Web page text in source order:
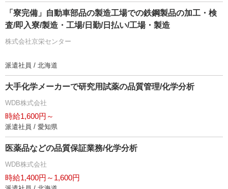
「寮完備」自動車部品の製造工場での鉄鋼製品の加工・検
査/即入寮/製造・工場/日勤/日払い/工場・製造
株式会社京栄センター
派遣社員 / 北海道
大手化学メーカーで研究用試薬の品質管理/化学分析
WDB株式会社
時給1,600円～
派遣社員 / 愛知県
医薬品などの品質保証業務/化学分析
WDB株式会社
時給1,400円～1,600円